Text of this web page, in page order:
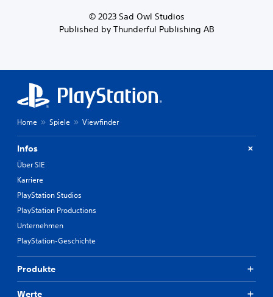
© 2023 Sad Owl Studios
Published by Thunderful Publishing AB
Home Spiele Viewfinder
Infos
Über SIE
Karriere
PlayStation Studios
PlayStation Productions
Unternehmen
PlayStation-Geschichte
Produkte
Werte